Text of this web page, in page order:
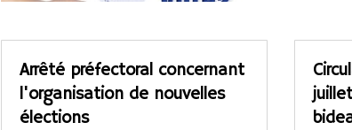
Arrêté préfectoral concernant
l'organisation de nouvelles
élections